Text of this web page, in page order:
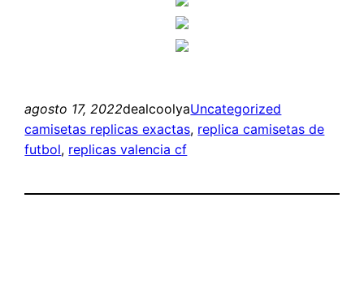
agosto 17, 2022dealcoolyaUncategorized
camisetas replicas exactas, replica camisetas de
futbol, replicas valencia cf